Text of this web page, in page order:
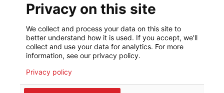
Faire un don
Coordonnées bancaires :
LU75 1111 0000 4848 0000
Comportement responsable
Privacy on this site
We collect and process your data on this site to
better understand how it is used. If you accept, we'll
collect and use your data for analytics. For more
information, see our privacy policy.
Privacy policy